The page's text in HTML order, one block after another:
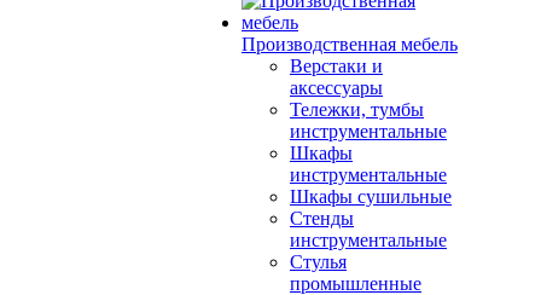
Производственная мебель
Верстаки и
аксессуары
Тележки, тумбы
инструментальные
Шкафы
инструментальные
Шкафы сушильные
Стенды
инструментальные
Cтулья
промышленные